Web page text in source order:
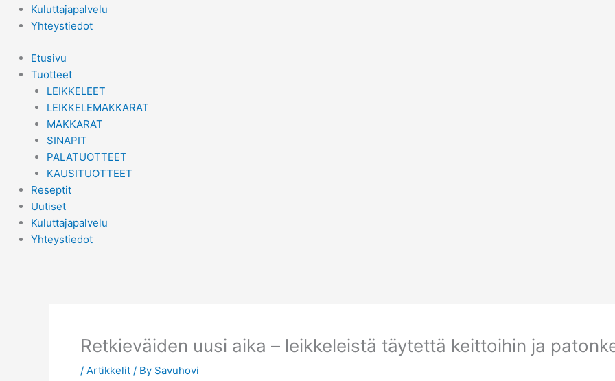
Kuluttajapalvelu
Yhteystiedot
Etusivu
Tuotteet
LEIKKELEET
LEIKKELEMAKKARAT
MAKKARAT
SINAPIT
PALATUOTTEET
KAUSITUOTTEET
Reseptit
Uutiset
Kuluttajapalvelu
Yhteystiedot
Retkieväiden uusi aika – leikkeleistä täytettä keittoihin ja
/ Artikkelit / By Savuhovi